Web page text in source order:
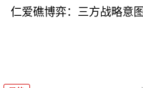
仁爱礁博弈：三方战略意